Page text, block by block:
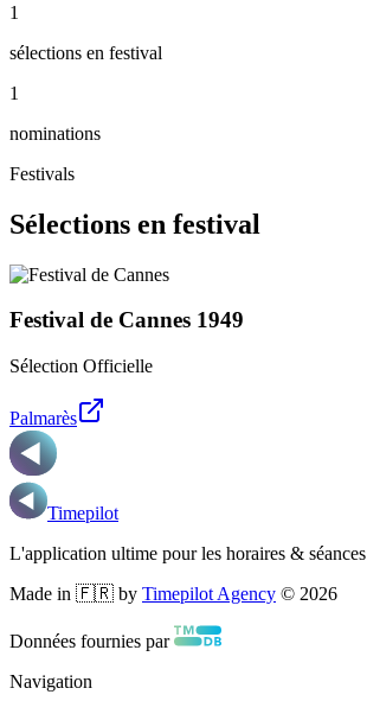
1
sélections en festival
1
nominations
Festivals
Sélections en festival
Festival de Cannes 1949
Sélection Officielle
Palmarès
Timepilot
L'application ultime pour les horaires &
Made in 🇫🇷 by Timepilot Agency © 2026
Données fournies par
Navigation